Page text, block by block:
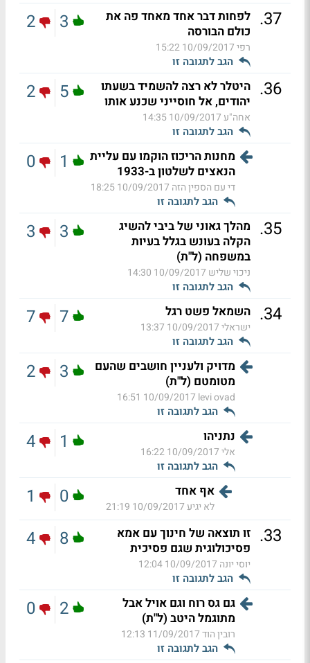
37
. לפחות דבר אחד מאחד פה את
כולם הבורסה
רפי10/09/2017 15:22
הגב לתגובה זו
3
2
36
. היטלר לא רצה להשמיד בשעתו
יהודים, אל חוסייני שכנע אותו
אחה"ע10/09/2017 14:35
הגב לתגובה זו
5
2
מחנות הריכוז הוקמו עם עליית
הנאצים לשלטון ב-1933
די עם הספין הזה 10/09/2017 18:25
הגב לתגובה זו
1
0
35
. מהלך גאוני של ביבי להשיג
הקלה בעונש בגלל בעיות
במשפחה (ל"ת)
ניכוי שליש 10/09/2017 14:30
הגב לתגובה זו
3
3
34
. השמאל פשט רגל
ישראלי10/09/2017 13:37
הגב לתגובה זו
7
7
מדויק ולעניין חושבים שהעם
מטומטם (ל"ת)
levi ovad
10/09/2017 16:51
הגב לתגובה זו
3
2
נתניהו
אלי10/09/2017 16:22
הגב לתגובה זו
1
4
אף אחד
לא יגיע10/09/2017 21:19
0
1
33
. זו תוצאה של חינוך עם אמא
פסיכולוגית שגם פסיכית
יוסי יונה 10/09/2017 12:04
הגב לתגובה זו
8
4
גם גס רוח וגם אויל אבל
מתוגמל היטב (ל"ת)
רובין הוד11/09/2017 12:13
הגב לתגובה זו
2
0